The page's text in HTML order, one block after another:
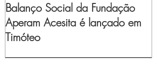
Balanço Social da Fundação
Aperam Acesita é lançado em
Timóteo